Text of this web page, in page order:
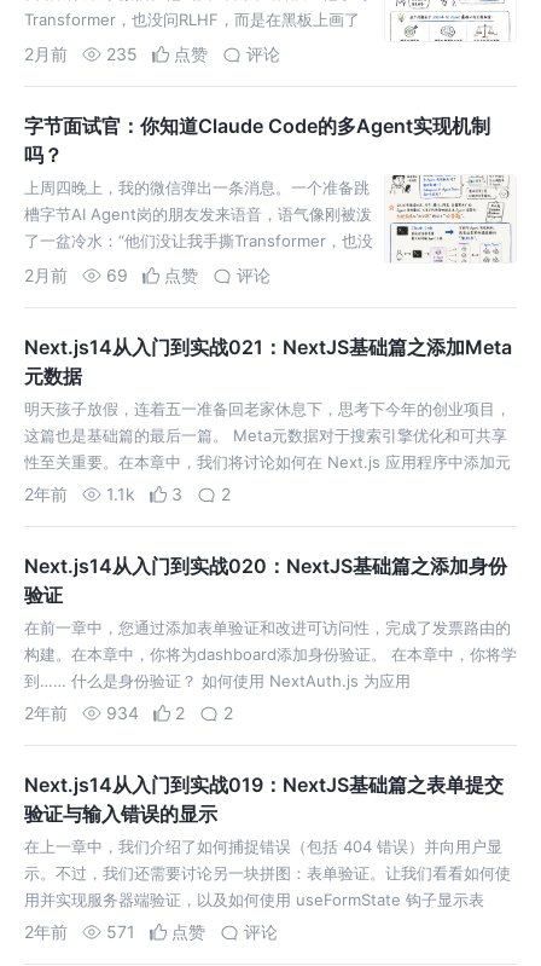
Transformer，也没问RLHF，而是在黑板上画了
个简单的架构图：“Claude Code的代
2月前 235 点赞 评论
字节面试官：你知道Claude Code的多Agent实现机制
吗？
上周四晚上，我的微信弹出一条消息。一个准备跳
槽字节AI Agent岗的朋友发来语音，语气像刚被泼
了一盆冷水：“他们没让我手撕Transformer，也没
问RLHF。上来就是一句——你知道Claude
2月前 69 点赞 评论
Next.js14从入门到实战021：NextJS基础篇之添加Meta
元数据
明天孩子放假，连着五一准备回老家休息下，思考下今年的创业项目，
这篇也是基础篇的最后一篇。 Meta元数据对于搜索引擎优化和可共享
性至关重要。在本章中，我们将讨论如何在 Next.js 应用程序中添加元
2年前 1.1k 3 2
Next.js14从入门到实战020：NextJS基础篇之添加身份
验证
在前一章中，您通过添加表单验证和改进可访问性，完成了发票路由的
构建。在本章中，你将为dashboard添加身份验证。 在本章中，你将学
到…… 什么是身份验证？ 如何使用 NextAuth.js 为应用
2年前 934 2 2
Next.js14从入门到实战019：NextJS基础篇之表单提交
验证与输入错误的显示
在上一章中，我们介绍了如何捕捉错误（包括 404 错误）并向用户显
示。不过，我们还需要讨论另一块拼图：表单验证。让我们看看如何使
用并实现服务器端验证，以及如何使用 useFormState 钩子显示表
2年前 571 点赞 评论